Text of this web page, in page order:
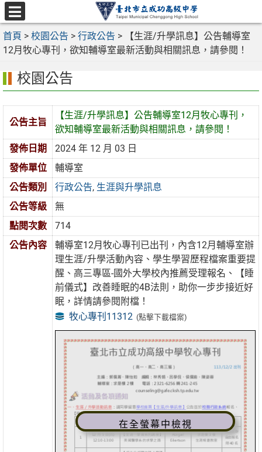
跳
至
主
要
區
選
單
首頁 > 校園公告 > 行政公告 >
【生涯/升學訊息】公告輔導室
12月牧心專刊，欲知輔導室最新活動與相關訊息，請參閱！
校園公告
公告主旨
【生涯/升學訊息】公告輔導室12月牧心專刊，
欲知輔導室最新活動與相關訊息，請參閱！
發佈日期
2024 年 12 月 03 日
發佈單位
輔導室
公告類別
行政公告, 生涯與升學訊息
公告等級
無
點閱次數
714
公告內容
輔導室12月牧心專刊已出刊，內含12月輔導室辦
理生涯/升學活動內容、學生學習歷程檔案重要提
醒、高三專區-國外大學校內推薦受理報名、【睡
前儀式】改善睡眠的4B法則，助你一步步接近好
眠，詳情請參閱附檔！
牧心專刊11312 (點擊下載檔案)
在全螢幕中檢視